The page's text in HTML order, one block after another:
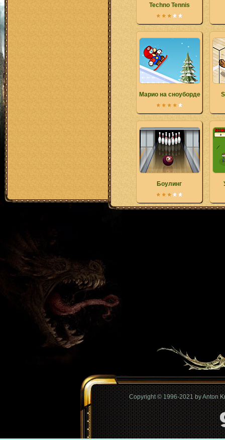
Techno Tennis
Марио на сноуборде
Боулинг
Copyright © 1996-2021 by Anton